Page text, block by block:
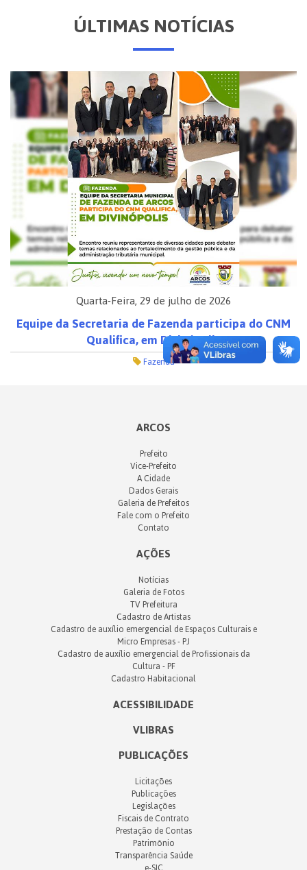
ÚLTIMAS NOTÍCIAS
Quarta-Feira, 29 de julho de 2026
Equipe da Secretaria de Fazenda participa do CNM
Qualifica, em Divinópolis
Fazenda
ARCOS
Prefeito
Vice-Prefeito
A Cidade
Dados Gerais
Galeria de Prefeitos
Fale com o Prefeito
Contato
AÇÕES
Notícias
Galeria de Fotos
TV Prefeitura
Cadastro de Artistas
Cadastro de auxílio emergencial de Espaços Culturais e
Micro Empresas - PJ
Cadastro de auxílio emergencial de Profissionais da
Cultura - PF
Cadastro Habitacional
ACESSIBILIDADE
VLIBRAS
PUBLICAÇÕES
Licitações
Publicações
Legislações
Fiscais de Contrato
Prestação de Contas
Patrimônio
Transparência Saúde